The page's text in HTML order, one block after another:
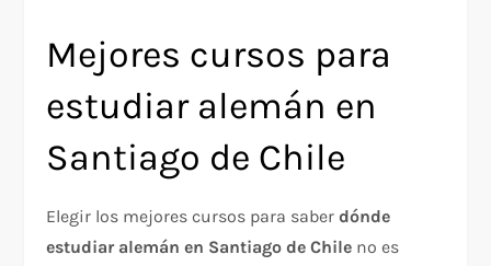
Mejores cursos para
estudiar alemán en
Santiago de Chile
Elegir los mejores cursos para saberdónde
estudiar alemán en Santiago de Chile no es